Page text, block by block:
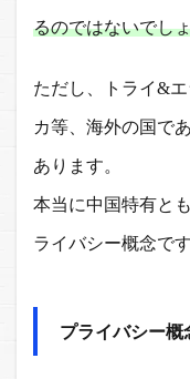
るのではないでし
ただし、トライ&
カ等、海外の国で
あります。
本当に中国特有と
ライバシー概念です
プライバシー概